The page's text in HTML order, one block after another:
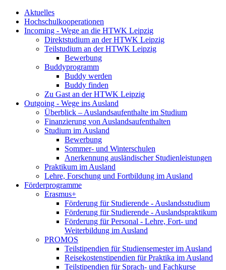
Aktuelles
Hochschulkooperationen
Incoming - Wege an die HTWK Leipzig
Direktstudium an der HTWK Leipzig
Teilstudium an der HTWK Leipzig
Bewerbung
Buddyprogramm
Buddy werden
Buddy finden
Zu Gast an der HTWK Leipzig
Outgoing - Wege ins Ausland
Überblick – Auslandsaufenthalte im Studium
Finanzierung von Auslandsaufenthalten
Studium im Ausland
Bewerbung
Sommer- und Winterschulen
Anerkennung ausländischer Studienleistungen
Praktikum im Ausland
Lehre, Forschung und Fortbildung im Ausland
Förderprogramme
Erasmus+
Förderung für Studierende - Auslandsstudium
Förderung für Studierende - Auslandspraktikum
Förderung für Personal - Lehre, Fort- und
Weiterbildung im Ausland
PROMOS
Teilstipendien für Studiensemester im Ausland
Reisekostenstipendien für Praktika im Ausland
Teilstipendien für Sprach- und Fachkurse